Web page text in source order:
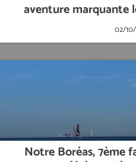
aventure marquante
02/
Notre Boréas, 7ème